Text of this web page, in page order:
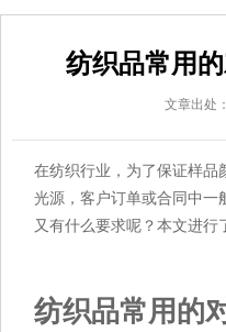
纺织品常用
文章出处
在纺织行业，为了保证样品
光源，客户订单或合同中一
又有什么要求呢？本文进行
纺织品常用的